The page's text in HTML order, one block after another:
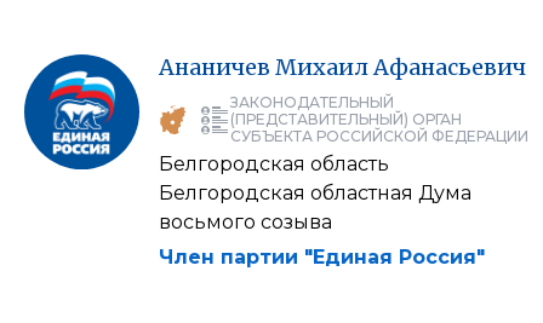
Ананичев Михаил Афанасьевич
ЗАКОНОДАТЕЛЬНЫЙ
(ПРЕДСТАВИТЕЛЬНЫЙ) ОРГАН
СУБЪЕКТА РОССИЙСКОЙ ФЕДЕРАЦИИ
Белгородская область
Белгородская областная Дума
восьмого созыва
Член партии "Единая Россия"